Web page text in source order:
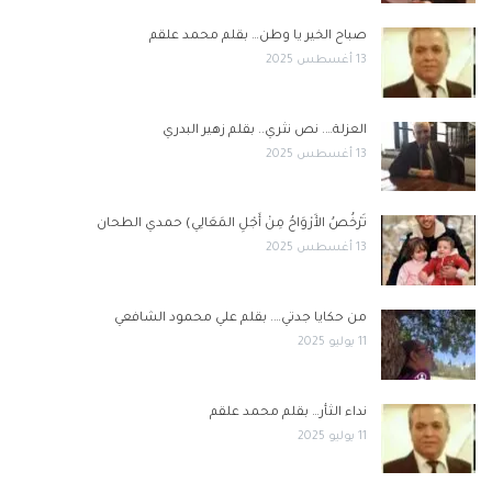
صباح الخير يا وطن… بقلم محمد علقم
13 أغسطس 2025
العزلة…. نص نثري.. بقلم زهير البدري
13 أغسطس 2025
تَرْخُصُ الأَرْوَاحُ مِنْ أَجْلِ المَعَالِي) حمدي الطحان
13 أغسطس 2025
من حكايا جدتي…. بقلم علي محمود الشافعي
11 يوليو 2025
نداء الثأر… بقلم محمد علقم
11 يوليو 2025